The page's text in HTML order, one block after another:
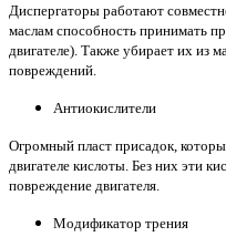
Диспергаторы работают
маслам способность принимать
двигателе). Также убирает их из
повреждений.
Антиокислители
Огромный пласт присадок,
двигателе кислоты. Без них эти
повреждение двигателя.
Модификатор трения